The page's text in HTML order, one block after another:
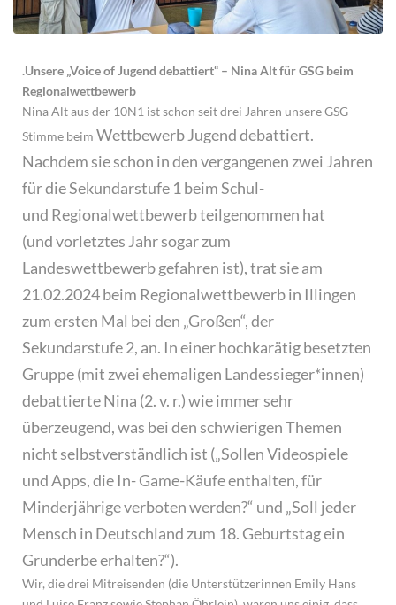
.Unsere „Voice of Jugend debattiert“ – Nina Alt für GSG beim
Regionalwettbewerb
Nina Alt aus der 10N1 ist schon seit drei Jahren unsere GSG-
Stimme beim Wettbewerb Jugend debattiert.
Nachdem sie schon in den vergangenen zwei Jahren
für die Sekundarstufe 1 beim Schul-
und Regionalwettbewerb teilgenommen hat
(und vorletztes Jahr sogar zum
Landeswettbewerb gefahren ist), trat sie am
21.02.2024 beim Regionalwettbewerb in Illingen
zum ersten Mal bei den „Großen“, der
Sekundarstufe 2, an. In einer hochkarätig besetzten
Gruppe (mit zwei ehemaligen Landessieger*innen)
debattierte Nina (2. v. r.) wieimmer sehr
überzeugend, was bei den schwierigen Themen
nicht selbstverständlich ist („Sollen Videospiele
und Apps, die In- Game-Käufe enthalten, für
Minderjährigeverboten werden?“ und „Soll jeder
Mensch in Deutschland zum 18. Geburtstag ein
Grunderbeerhalten?“).
Wir, die drei Mitreisenden (die Unterstützerinnen Emily Hans